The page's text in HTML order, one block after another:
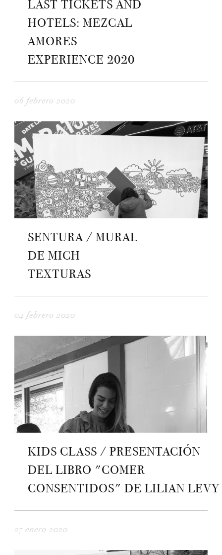
LAST TICKETS AND
HOTELS: MEZCAL
AMORES
EXPERIENCE 2020
06 febrero 2020
SENTURA / MURAL
DE MICH
TEXTURAS
04 febrero 2020
KIDS CLASS / PRESENTACIÓN
DEL LIBRO "COMER
CONSENTIDOS" DE LILIAN LEVY
27 enero 2020